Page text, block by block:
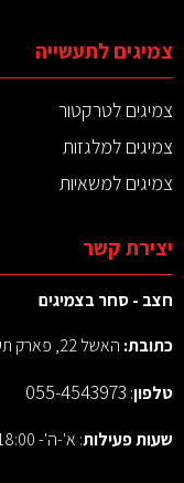
צמיגים לתעשייה
צמיגים לטרקטור
צמיגים למלגזות
צמיגים למשאיות
יצירת קשר
חצב - סחר בצמיגים
כתובת: האשל 22, פארק תעשיות דרומי קיסריה
טלפון:
055-4543973
שעות פעילות: א'-ה'- 8:00-18:00